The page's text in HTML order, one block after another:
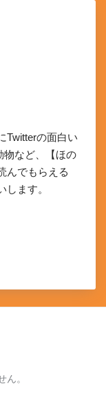
Twitterの面白い
など、【ほの
んでもらえる
ます。
ん。